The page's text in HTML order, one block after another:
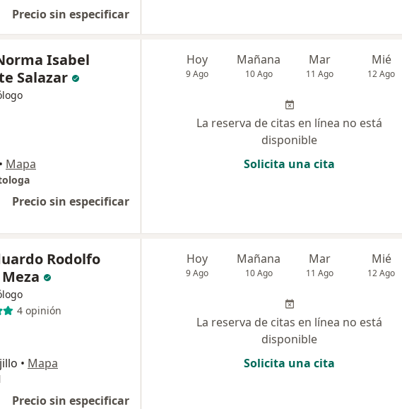
Precio sin especificar
Isabel
Salazar
• Mapa
Precio sin especificar
Hoy
9 Ago
Mañana
10 Ago
Mar
11 Ago
Mié
12 Ago
La reserva de citas en línea no está
disponible
Solicita una cita
Rodolfo
4 opinión
• Mapa
Precio sin especificar
Hoy
9 Ago
Mañana
10 Ago
Mar
11 Ago
Mié
12 Ago
La reserva de citas en línea no está
disponible
Solicita una cita